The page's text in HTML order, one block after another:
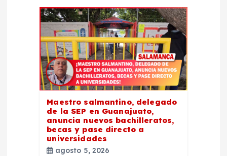
Maestro salmantino, delegado
de la SEP en Guanajuato,
anuncia nuevos bachilleratos,
becas y pase directo a
universidades
agosto 5, 2026